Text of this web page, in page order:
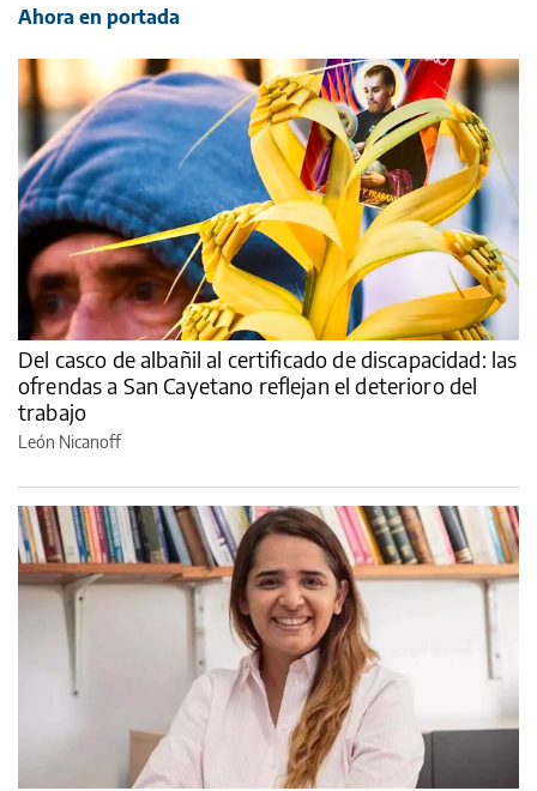
Ahora en portada
Del casco de albañil al certificado de discapacidad: las
ofrendas a San Cayetano reflejan el deterioro del
trabajo
León Nicanoff